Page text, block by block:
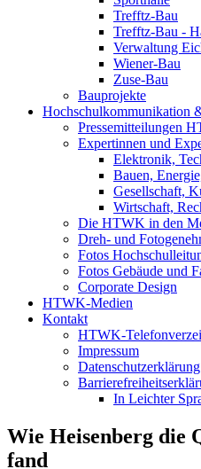
Trefftz-Bau
Trefftz-Bau -
Verwaltung
Wiener-Bau
Zuse-Bau
Bauprojekte
Hochschulkommunikation
Pressemitteilungen
Expertinnen und
Elektronik,
Bauen,
Gesellschaft,
Wirtschaft,
Die HTWK in den
Dreh- und
Fotos
Fotos Gebäude und
Corporate Design
HTWK-Medien
Kontakt
HTWK-
Impressum
Datenschutzerklärung
In Leichter
Wie Heisenberg die
fand